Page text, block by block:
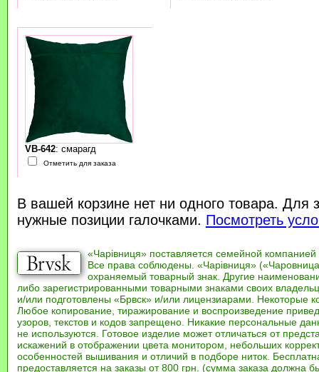
VB-642: смарагд
Отметить для заказа
В вашей корзине нет ни одного товара. Для
нужные позиции галочками. Посмотреть
«Чарівниця» поставляется семейной компанией
Все права соблюдены. «Чарівниця»
охраняемый товарный знак. Другие
либо зарегистрированными товарными знаками своих
и/или подготовлены «Брвск» и/или лицензиарами. Некоторые
Любое копирование, тиражирование и воспроизведение
узоров, текстов и кодов запрещено. Никакие персональные
не используются. Готовое изделие может отличаться от
искажений в отображении цвета монитором, небольших
особенностей вышивания и отличий в подборе ниток.
предоставляется на заказы от 800 грн. (сумма заказа должна